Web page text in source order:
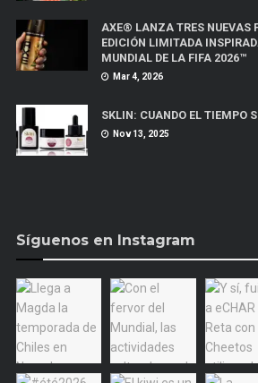
AXE® LANZA TRES NUEVAS
EDICIÓN LIMITADA
MUNDIAL DE LA FIFA 2026™
Mar 4, 2026
SKLIN: CUANDO EL TIEMPO
Nov 13, 2025
Síguenos en Instagram